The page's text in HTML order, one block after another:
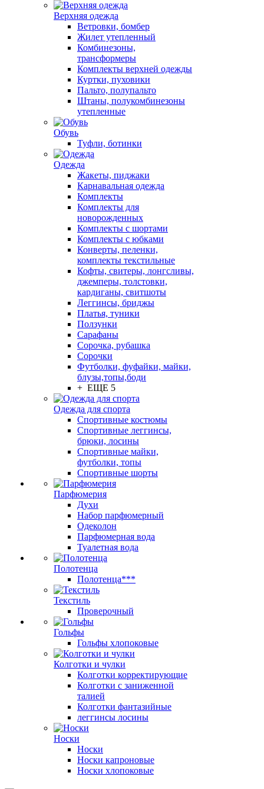
Верхняя одежда
Ветровки, бомбер
Жилет утепленный
Комбинезоны,
трансформеры
Комплекты верхней одежды
Куртки, пуховики
Пальто, полупальто
Штаны, полукомбинезоны
утепленные
Обувь
Туфли, ботинки
Одежда
Жакеты, пиджаки
Карнавальная одежда
Комплекты
Комплекты для
новорожденных
Комплекты с шортами
Комплекты с юбками
Конверты, пеленки,
комплекты текстильные
Кофты, свитеры, лонгсливы,
джемперы, толстовки,
кардиганы, свитшоты
Леггинсы, бриджы
Платья, туники
Ползунки
Сарафаны
Сорочка, рубашка
Сорочки
Футболки, фуфайки, майки,
блузы,топы,боди
+ ЕЩЕ 5
Одежда для спорта
Спортивные костюмы
Спортивные леггинсы,
брюки, лосины
Спортивные майки,
футболки, топы
Спортивные шорты
Парфюмерия
Духи
Набор парфюмерный
Одеколон
Парфюмерная вода
Туалетная вода
Полотенца
Полотенца***
Текстиль
Проверочный
Гольфы
Гольфы хлопоковые
Колготки и чулки
Колготки корректирующие
Колготки с заниженной
талией
Колготки фантазийные
леггинсы лосины
Носки
Носки
Носки капроновые
Носки хлопоковые